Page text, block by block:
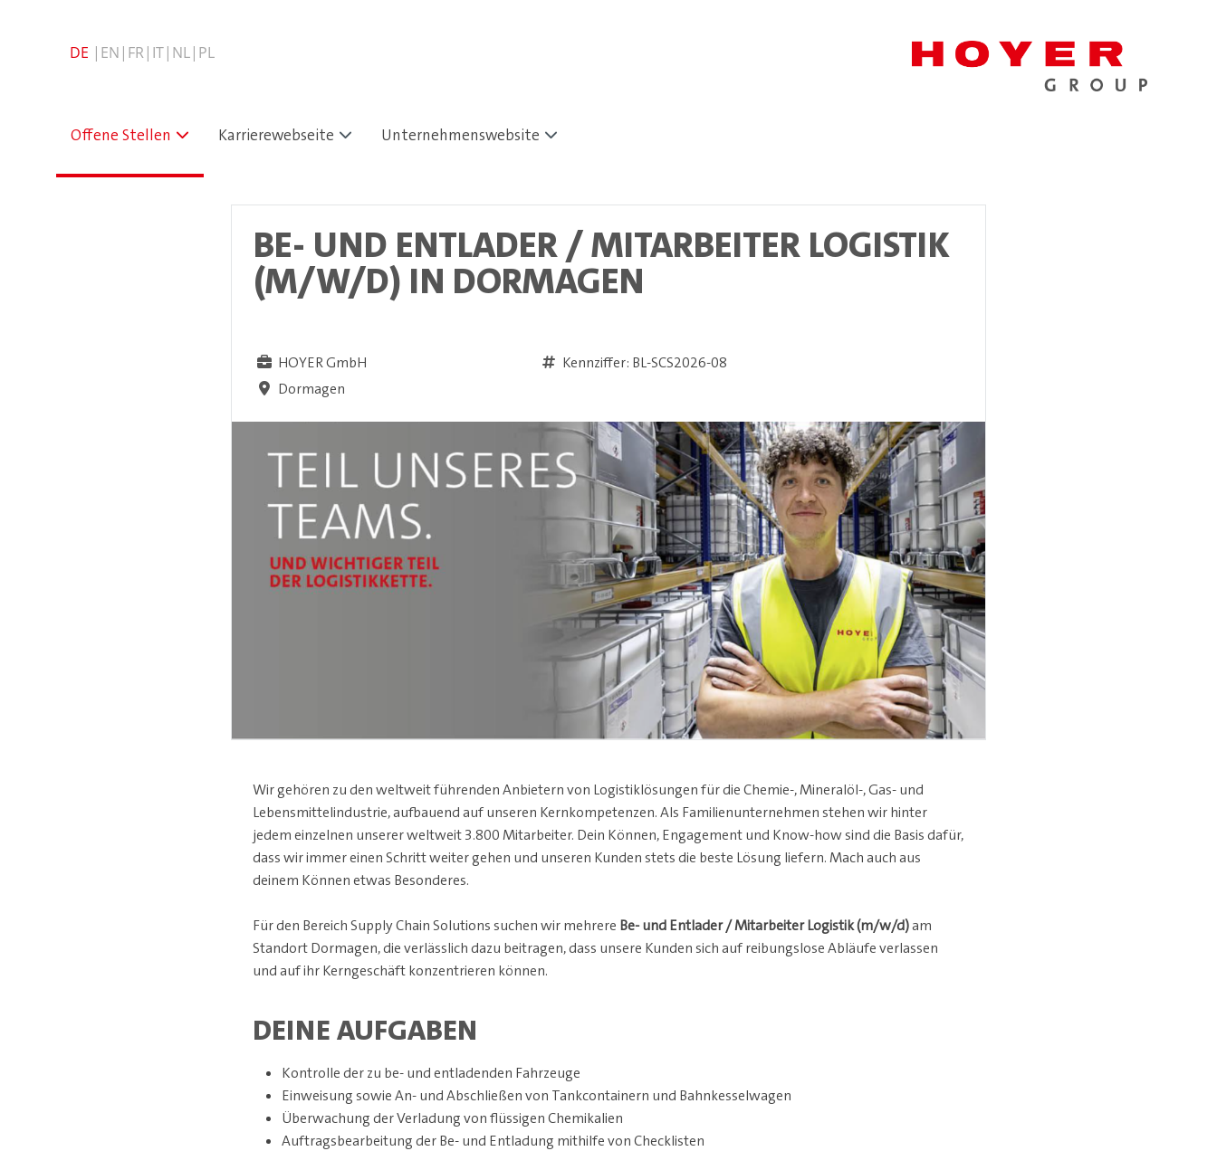
Offene Stellen Karrierewebseite Unternehmenswebsite
BE- UND ENTLADER / MITARBEITER LOGISTIK
(M/W/D) IN DORMAGEN
HOYER GmbH
Dormagen
Kennziffer: BL-SCS2026-08
Wir gehören zu den weltweit führenden Anbietern von Logistiklösungen für die Chemie-, Mineralöl-, Gas- und
Lebensmittelindustrie, aufbauend auf unseren Kernkompetenzen. Als Familienunternehmen stehen wir hinter
jedem einzelnen unserer weltweit 3.800 Mitarbeiter. Dein Können, Engagement und Know-how sind die Basis dafür,
dass wir immer einen Schritt weiter gehen und unseren Kunden stets die beste Lösung liefern. Mach auch aus
deinem Können etwas Besonderes.
Für den Bereich Supply Chain Solutions suchen wir mehrere Be- und Entlader / Mitarbeiter Logistik (m/w/d)am
Standort Dormagen, die verlässlich dazu beitragen, dass unsere Kunden sich auf reibungslose Abläufe verlassen
und auf ihr Kerngeschäft konzentrieren können.
DEINE AUFGABEN
Kontrolle der zu be- und entladenden Fahrzeuge
Einweisung sowie An- und Abschließen von Tankcontainern und Bahnkesselwagen
Überwachung der Verladung von flüssigen Chemikalien
Auftragsbearbeitung der Be- und Entladung mithilfe von Checklisten